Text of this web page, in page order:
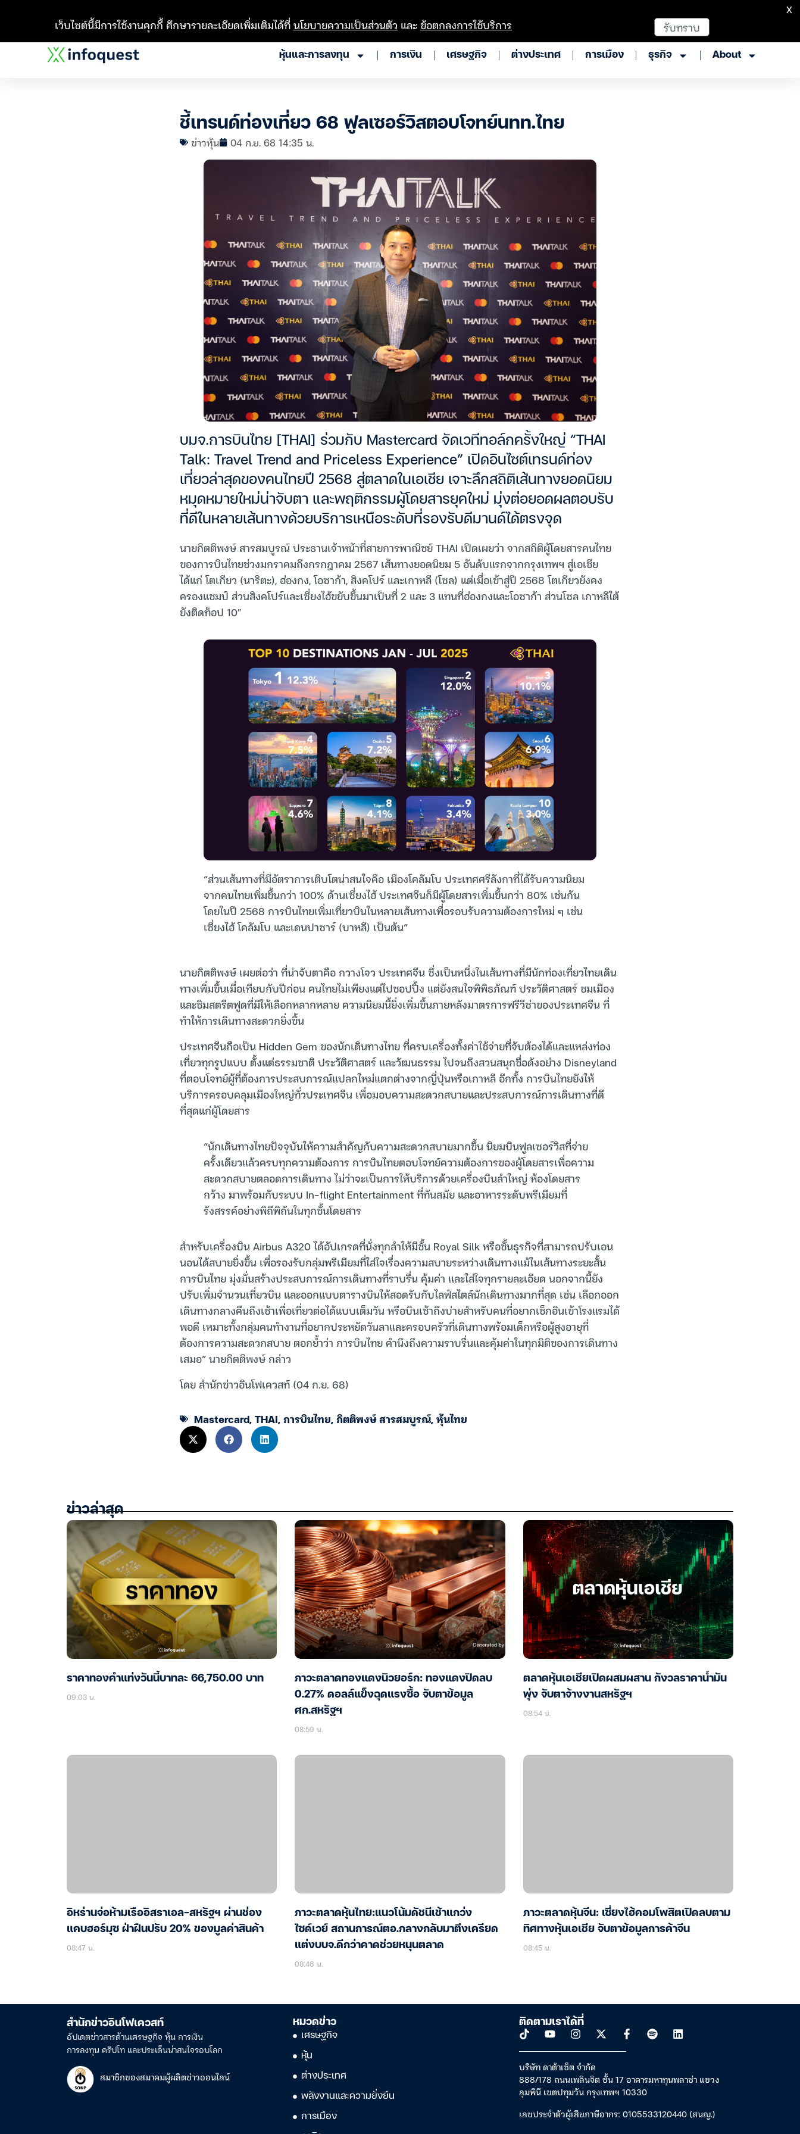
หุ้นและการลงทุน การเงิน เศรษฐกิจ ต่างประเทศ การเมือง ธุรกิจ About
ชี้เทรนด์ท่องเที่ยว 68 ฟูลเซอร์วิสตอบโจทย์นทท.ไทย
ข่าวหุ้น 04 ก.ย. 68 14:35 น.
บมจ.การบินไทย [THAI] ร่วมกับ Mastercard จัดเวทีทอล์กครั้งใหญ่ “THAI
Talk: Travel Trend and Priceless Experience” เปิดอินไซต์เทรนด์ท่อง
เที่ยวล่าสุดของคนไทยปี 2568 สู่ตลาดในเอเชีย เจาะลึกสถิติเส้นทางยอดนิยม
หมุดหมายใหม่น่าจับตา และพฤติกรรมผู้โดยสารยุคใหม่ มุ่งต่อยอดผลตอบรับ
ที่ดีในหลายเส้นทางด้วยบริการเหนือระดับที่รองรับดีมานด์ได้ตรงจุด
นายกิตติพงษ์ สารสมบูรณ์ ประธานเจ้าหน้าที่สายการพาณิชย์ THAI เปิดเผยว่า จากสถิติผู้โดยสารคนไทย
ของการบินไทยช่วงมกราคมถึงกรกฎาคม 2567 เส้นทางยอดนิยม 5 อันดับแรกจากกรุงเทพฯ สู่เอเชีย
ได้แก่ โตเกียว (นาริตะ), ฮ่องกง, โอซาก้า, สิงคโปร์ และเกาหลี (โซล) แต่เมื่อเข้าสู่ปี 2568 โตเกียวยังคง
ครองแชมป์ ส่วนสิงคโปร์และเซี่ยงไฮ้ขยับขึ้นมาเป็นที่ 2 และ 3 แทนที่ฮ่องกงและโอซาก้า ส่วนโซล เกาหลีใต้
ยังติดท็อป 10″
“ส่วนเส้นทางที่มีอัตราการเติบโตน่าสนใจคือ เมืองโคลัมโบ ประเทศศรีลังกาที่ได้รับความนิยม
จากคนไทยเพิ่มขึ้นกว่า 100% ด้านเซี่ยงไฮ้ ประเทศจีนก็มีผู้โดยสารเพิ่มขึ้นกว่า 80% เช่นกัน
โดยในปี 2568 การบินไทยเพิ่มเที่ยวบินในหลายเส้นทางเพื่อรอบรับความต้องการใหม่ ๆ เช่น
เซี่ยงไฮ้ โคลัมโบ และเดนปาซาร์ (บาหลี) เป็นต้น”
นายกิตติพงษ์ เผยต่อว่า ที่น่าจับตาคือ กวางโจว ประเทศจีน ซึ่งเป็นหนึ่งในเส้นทางที่มีนักท่องเที่ยวไทยเดิน
ทางเพิ่มขึ้นเมื่อเทียบกับปีก่อน คนไทยไม่เพียงแต่ไปชอปปิ้ง แต่ยังสนใจพิพิธภัณฑ์ ประวัติศาสตร์ ชมเมือง
และชิมสตรีตฟูดที่มีให้เลือกหลากหลาย ความนิยมนี้ยิ่งเพิ่มขึ้นภายหลังมาตรการฟรีวีซ่าของประเทศจีน ที่
ทำให้การเดินทางสะดวกยิ่งขึ้น
ประเทศจีนถือเป็น Hidden Gem ของนักเดินทางไทย ที่ครบเครื่องทั้งค่าใช้จ่ายที่จับต้องได้และแหล่งท่อง
เที่ยวทุกรูปแบบ ตั้งแต่ธรรมชาติ ประวัติศาสตร์ และวัฒนธรรม ไปจนถึงสวนสนุกชื่อดังอย่าง Disneyland
ที่ตอบโจทย์ผู้ที่ต้องการประสบการณ์แปลกใหม่แตกต่างจากญี่ปุ่นหรือเกาหลี อีกทั้ง การบินไทยยังให้
บริการครอบคลุมเมืองใหญ่ทั่วประเทศจีน เพื่อมอบความสะดวกสบายและประสบการณ์การเดินทางที่ดี
ที่สุดแก่ผู้โดยสาร
“นักเดินทางไทยปัจจุบันให้ความสำคัญกับความสะดวกสบายมากขึ้น นิยมบินฟูลเซอร์วิสที่จ่าย
ครั้งเดียวแล้วครบทุกความต้องการ การบินไทยตอบโจทย์ความต้องการของผู้โดยสารเพื่อความ
สะดวกสบายตลอดการเดินทาง ไม่ว่าจะเป็นการให้บริการด้วยเครื่องบินลำใหญ่ ห้องโดยสาร
กว้าง มาพร้อมกับระบบ In-flight Entertainment ที่ทันสมัย และอาหารระดับพรีเมียมที่
รังสรรค์อย่างพิถีพิถันในทุกชั้นโดยสาร
สำหรับเครื่องบิน Airbus A320 ได้อัปเกรดที่นั่งทุกลำให้มีชั้น Royal Silk หรือชั้นธุรกิจที่สามารถปรับเอน
นอนได้สบายยิ่งขึ้น เพื่อรองรับกลุ่มพรีเมียมที่ใส่ใจเรื่องความสบายระหว่างเดินทางแม้ในเส้นทางระยะสั้น
การบินไทย มุ่งมั่นสร้างประสบการณ์การเดินทางที่ราบรื่น คุ้มค่า และใส่ใจทุกรายละเอียด นอกจากนี้ยัง
ปรับเพิ่มจำนวนเที่ยวบิน และออกแบบตารางบินให้สอดรับกับไลฟ์สไตล์นักเดินทางมากที่สุด เช่น เลือกออก
เดินทางกลางคืนถึงเช้าเพื่อเที่ยวต่อได้แบบเต็มวัน หรือบินเช้าถึงบ่ายสำหรับคนที่อยากเช็กอินเข้าโรงแรมได้
พอดี เหมาะทั้งกลุ่มคนทำงานที่อยากประหยัดวันลาและครอบครัวที่เดินทางพร้อมเด็กหรือผู้สูงอายุที่
ต้องการความสะดวกสบาย ตอกย้ำว่า การบินไทย คำนึงถึงความราบรื่นและคุ้มค่าในทุกมิติของการเดินทาง
เสมอ” นายกิตติพงษ์ กล่าว
โดย สำนักข่าวอินโฟเควสท์ (04 ก.ย. 68)
Mastercard,THAI,การบินไทย,กิตติพงษ์ สารสมบูรณ์,หุ้นไทย
ข่าวล่าสุด
ราคาทองคำแท่งวันนี้บาทละ 66,750.00 บาท
09:03 น.
ภาวะตลาดทองแดงนิวยอร์ก: ทองแดงปิดลบ
0.27% ดอลล์แข็งฉุดแรงซื้อ จับตาข้อมูล
ศก.สหรัฐฯ
08:59 น.
ตลาดหุ้นเอเชียเปิดผสมผสาน กังวลราคาน้ำมัน
พุ่ง จับตาจ้างงานสหรัฐฯ
08:54 น.
อิหร่านจ่อห้ามเรืออิสราเอล-สหรัฐฯ ผ่านช่อง
แคบฮอร์มุซ ฝ่าฝืนปรับ 20% ของมูลค่าสินค้า
08:47 น.
ภาวะตลาดหุ้นไทย:แนวโน้มดัชนีเช้าแกว่ง
ไซด์เวย์ สถานการณ์ตอ.กลางกลับมาตึงเครียด
แต่งบบจ.ดีกว่าคาดช่วยหนุนตลาด
08:46 น.
ภาวะตลาดหุ้นจีน: เซี่ยงไฮ้คอมโพสิตเปิดลบตาม
ทิศทางหุ้นเอเชีย จับตาข้อมูลการค้าจีน
08:45 น.
สำนักข่าวอินโฟเควสท์
อัปเดตข่าวสารด้านเศรษฐกิจ หุ้น การเงิน
การลงทุน คริปโท และประเด็นน่าสนใจรอบโลก
สมาชิกของสมาคมผู้ผลิตข่าวออนไลน์
หมวดข่าว
เศรษฐกิจ
หุ้น
ต่างประเทศ
พลังงานและความยั่งยืน
การเมือง
ติดตามเราได้ที่
บริษัท ดาต้าเซ็ต จำกัด
888/178 ถนนเพลินจิต ชั้น 17 อาคารมหาทุนพลาซ่า แขวง
ลุมพินี เขตปทุมวัน กรุงเทพฯ 10330
เลขประจำตัวผู้เสียภาษีอากร: 0105533120440 (สนญ.)
เว็บไซต์นี้มีการใช้งานคุกกี้ ศึกษารายละเอียดเพิ่มเติมได้ที่นโยบายความเป็นส่วนตัว และข้อตกลงการใช้บริการ รับทราบ
X